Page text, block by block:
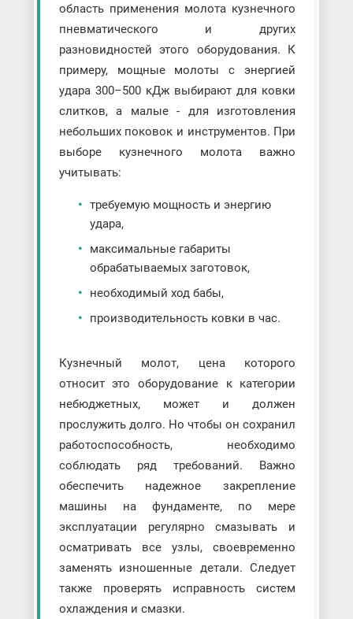
область применения молота кузнечного
пневматического и других
разновидностей этого оборудования. К
примеру, мощные молоты с энергией
удара 300–500 кДж выбирают для ковки
слитков, а малые - для изготовления
небольших поковок и инструментов. При
выборе кузнечного молота важно
учитывать:
требуемую мощность и энергию
удара,
максимальные габариты
обрабатываемых заготовок,
необходимый ход бабы,
производительность ковки в час.
Кузнечный молот, цена которого
относит это оборудование к категории
небюджетных, может и должен
прослужить долго. Но чтобы он сохранил
работоспособность, необходимо
соблюдать ряд требований. Важно
обеспечить надежное закрепление
машины на фундаменте, по мере
эксплуатации регулярно смазывать и
осматривать все узлы, своевременно
заменять изношенные детали. Следует
также проверять исправность систем
охлаждения и смазки.